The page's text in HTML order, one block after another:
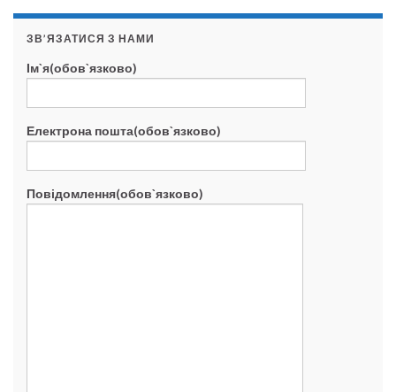
ЗВ’ЯЗАТИСЯ З НАМИ
Ім`я(обов`язково)
Електрона пошта(обов`язково)
Повідомлення(обов`язково)